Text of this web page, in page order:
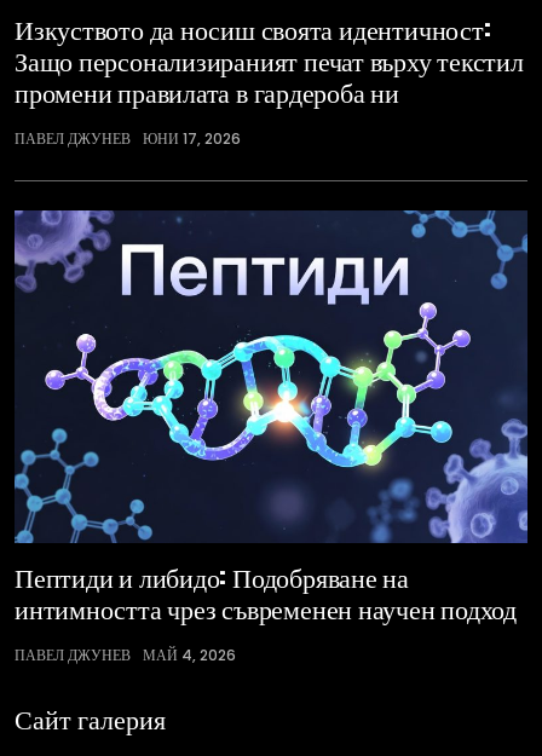
Изкуството да носиш своята идентичност:
Защо персонализираният печат върху текстил
промени правилата в гардероба ни
ПАВЕЛ ДЖУНЕВ ЮНИ 17, 2026
Пептиди и либидо: Подобряване на
интимността чрез съвременен научен подход
ПАВЕЛ ДЖУНЕВ МАЙ 4, 2026
Сайт галерия